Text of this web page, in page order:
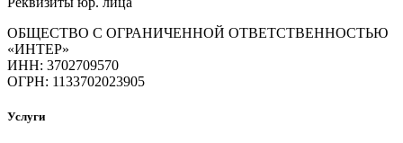
ОБЩЕСТВО С ОГРАНИЧЕННОЙ ОТВЕТСТВЕННОСТЬЮ
«ИНТЕР»
ИНН: 3702709570
ОГРН: 1133702023905
Услуги